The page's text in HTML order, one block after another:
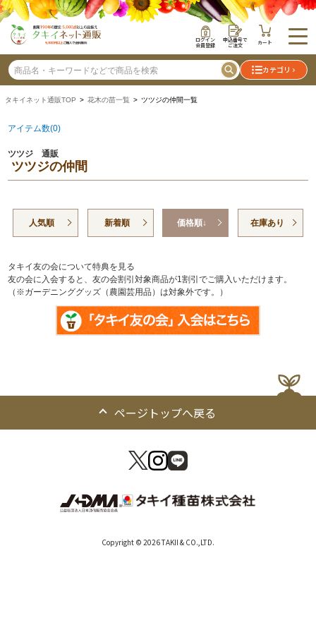
ログイン
会員登録
申込番号で
ご注文 カート
カテゴリ
タキイネット通販TOP > 花木の苗一覧 > ツツジの仲間一覧
アイテム数(0)
ツツジ 通販
ツツジの仲間
人気順 新着順 価格順↓ 在庫あり
タキイ友の会について特典を見る
友の会に入会すると、友の会割引対象商品が1割引でご購入いただけます。
（※ガーデニンググッズ（農園芸用品）は対象外です。）
ページトップへ戻る
Copyright © 2026 TAKII & CO.,LTD.